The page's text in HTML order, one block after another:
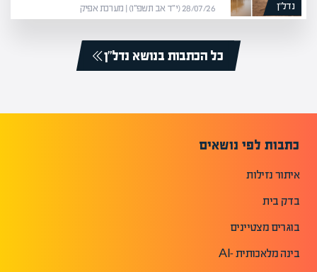
נדל”ן 28/07/26 (י״ד אב תשפ״ו) | מערכת אפיק
כל הכתבות בנושא נדל”ן
כתבות לפי נושאים
איתור נזילות
בדק בית
בוגרים מצטיינים
בינה מלאכותית -AI